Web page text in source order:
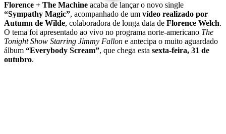
Florence + The Machine acaba de lançar o novo single
“Sympathy Magic”, acompanhado de um vídeo realizado por
Autumn de Wilde, colaboradora de longa data de Florence Welch.
O tema foi apresentado ao vivo no programa norte-americano The
Tonight Show Starring Jimmy Fallon e antecipa o muito aguardado
álbum “Everybody Scream”, que chega esta sexta-feira, 31 de
outubro.